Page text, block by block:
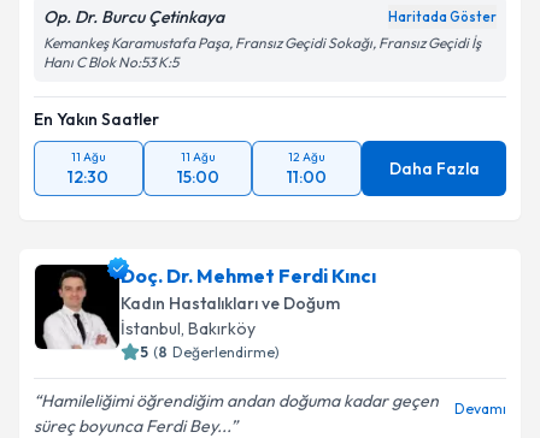
Op. Dr. Burcu Çetinkaya Haritada Göster
Kemankeş Karamustafa Paşa, Fransız Geçidi Sokağı, Fransız Geçidi İş
Hanı C Blok No:53 K:5
En Yakın Saatler
11 Ağu
12:30
11 Ağu
15:00
12 Ağu
11:00 Daha Fazla
Doç. Dr. Mehmet Ferdi Kıncı
Kadın Hastalıkları ve Doğum
İstanbul, Bakırköy
5 (8 Değerlendirme)
Hamileliğimi öğrendiğim andan doğuma kadar geçen
süreç boyunca Ferdi Bey...
Devamı